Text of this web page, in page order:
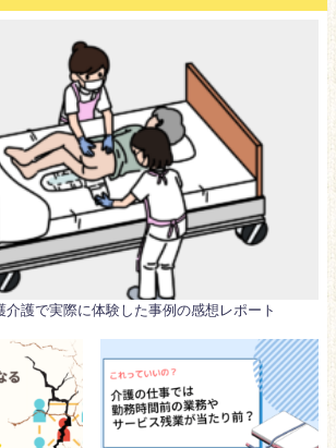
護で実際に体験した事例の感想レポート